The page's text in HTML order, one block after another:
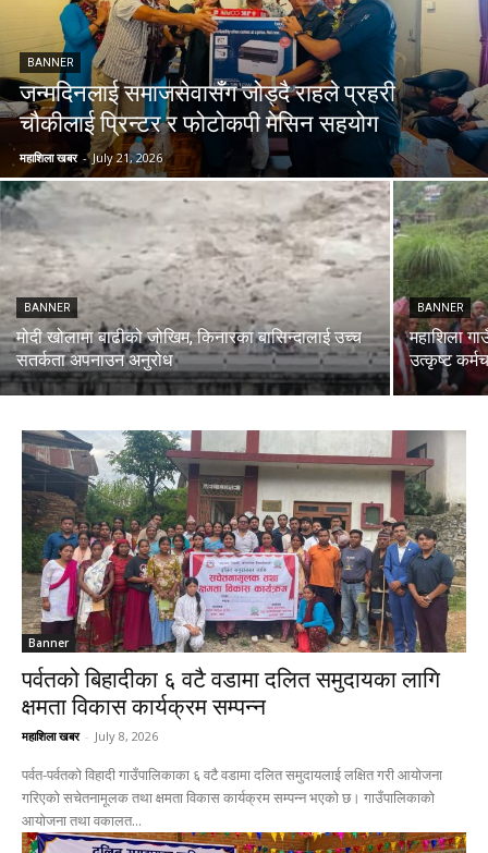
BANNER
जन्मदिनलाई समाजसेवासँग जोड्दै राहले प्रहरी
चौकीलाई प्रिन्टर र फोटोकपी मेसिन सहयोग
महाशिला खबर - July 21, 2026
BANNER
मोदी खोलामा बाढीको जोखिम, किनारका बासिन्दालाई उच्च
सतर्कता अपनाउन अनुरोध
BANNER
महाशिला
उत्कृष्ट
Banner
पर्वतको बिहादीका ६ वटै वडामा दलित समुदायका लागि
क्षमता विकास कार्यक्रम सम्पन्न
महाशिला खबर - July 8, 2026
पर्वत-पर्वतको विहादी गाउँपालिकाका ६ वटै वडामा दलित समुदायलाई लक्षित गरी आयोजना
गरिएको सचेतनामूलक तथा क्षमता विकास कार्यक्रम सम्पन्न भएको छ। गाउँपालिकाको
आयोजना तथा वकालत...